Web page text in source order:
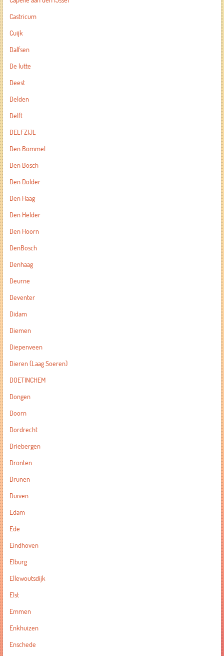
Castricum
Cuijk
Dalfsen
De lutte
Deest
Delden
Delft
DELFZIJL
Den Bommel
Den Bosch
Den Dolder
Den Haag
Den Helder
Den Hoorn
DenBosch
Denhaag
Deurne
Deventer
Didam
Diemen
Diepenveen
Dieren (Laag Soeren)
DOETINCHEM
Dongen
Doorn
Dordrecht
Driebergen
Dronten
Drunen
Duiven
Edam
Ede
Eindhoven
Elburg
Ellewoutsdijk
Elst
Emmen
Enkhuizen
Enschede